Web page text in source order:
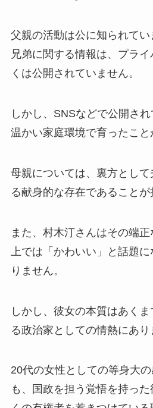
父親の活動は公に知られて
兄弟に関する情報は、プラ
くは公開されていません。
しかし、SNSなどで公開され
温かい家庭環境で育ったこと
母親については、裏方として
る献身的な存在であることが
また、村木汀さんはその端
上では「かわいい」と話題
りません。
しかし、彼女の本質はあく
る政治家としての情熱にあり
20代の女性としての等身大
も、国政を担う覚悟を持っ